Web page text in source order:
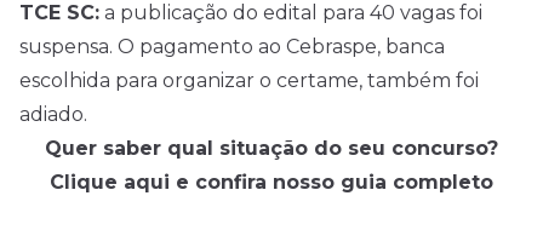
TCE SC: a publicação do edital para 40 vagas foi
suspensa. O pagamento ao Cebraspe, banca
escolhida para organizar o certame, também foi
adiado.
Quer saber qual situação do seu concurso?
Clique aqui e confira nosso guia completo